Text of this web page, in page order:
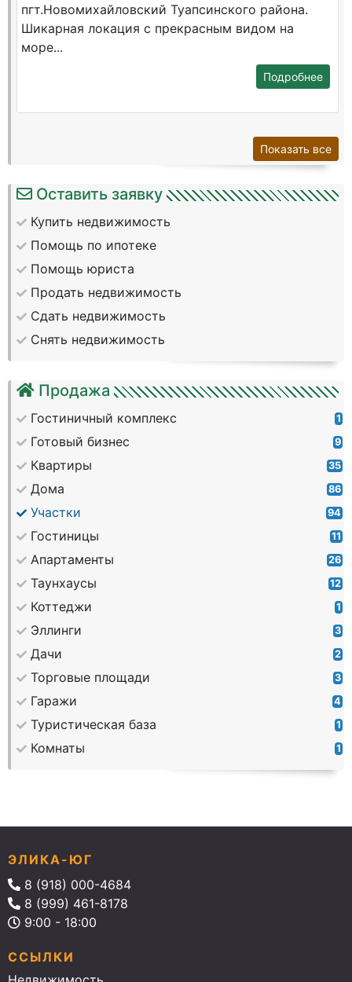
Оставить заявку
Купить недвижимость
Помощь по ипотеке
Помощь юриста
Продать недвижимость
Сдать недвижимость
Снять недвижимость
Продажа
Гостиничный комплекс 1
Готовый бизнес 9
Квартиры 35
Дома 86
Участки 94
Гостиницы 11
Апартаменты 26
Таунхаусы 12
Коттеджи 1
Эллинги 3
Дачи 2
Торговые площади 3
Гаражи 4
Туристическая база 1
Комнаты 1
пгт.Новомихайловский Туапсинского района.
Шикарная локация c прекрасным видом на
море...
Подробнее
Показать все
ЭЛИКА-ЮГ
8 (918) 000-4684
8 (999) 461-8178
9:00 - 18:00
ССЫЛКИ